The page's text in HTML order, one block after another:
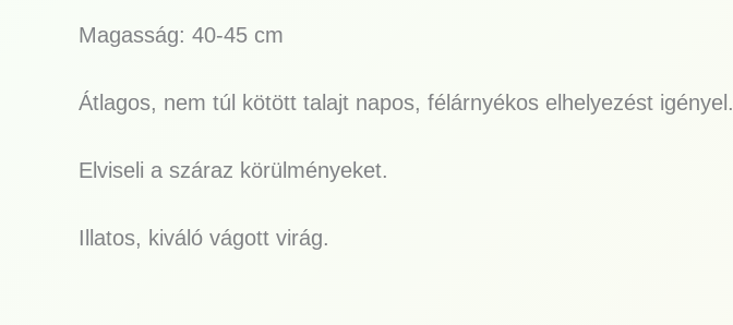
Magasság: 40-45 cm
Átlagos, nem túl kötött talajt napos, félárnyékos elhelyezést igényel.
Elviseli a száraz körülményeket.
Illatos, kiváló vágott virág.